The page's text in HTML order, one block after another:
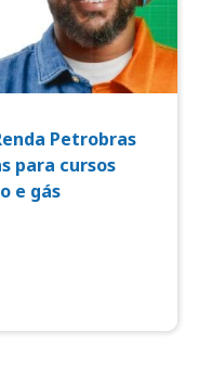
Petrobras
para cursos
e gás